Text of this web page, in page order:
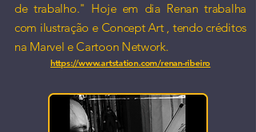
de trabalho." Hoje em dia Renan trabalha
com ilustração e Concept Art , tendo créditos
na Marvel e Cartoon Network.
https://www.artstation.com/renan-ribeiro